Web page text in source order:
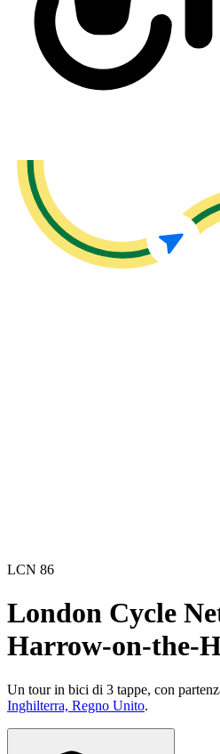
LCN 86
London Cycle
Harrow-on-the-
Un tour in bici di 3 tappe, con
Inghilterra, Regno Unito.